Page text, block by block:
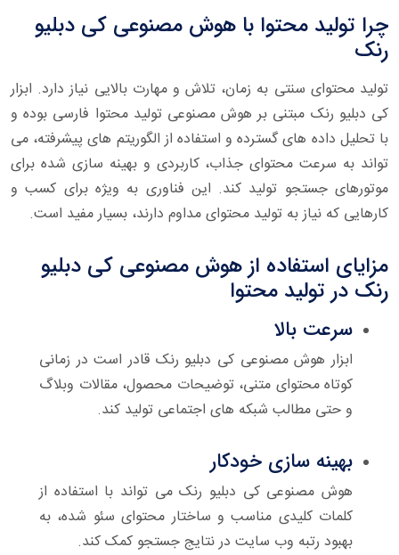
چرا تولید محتوا با هوش مصنوعی کی دبلیو
رنک
تولید محتوای سنتی به زمان، تلاش و مهارت بالایی نیاز دارد. ابزار
کی دبلیو رنک مبتنی بر هوش مصنوعی تولید محتوا فارسی بوده و
با تحلیل داده های گسترده و استفاده از الگوریتم های پیشرفته، می
تواند به سرعت محتوای جذاب، کاربردی و بهینه سازی شده برای
موتورهای جستجو تولید کند. این فناوری به ویژه برای کسب و
کارهایی که نیاز به تولید محتوای مداوم دارند، بسیار مفید است.
مزایای استفاده از هوش مصنوعی کی دبلیو
رنک در تولید محتوا
سرعت بالا
ابزار هوش مصنوعی کی دبلیو رنک قادر است در زمانی
کوتاه محتوای متنی، توضیحات محصول، مقالات وبلاگ
و حتی مطالب شبکه های اجتماعی تولید کند.
بهینه سازی خودکار
هوش مصنوعی کی دبلیو رنک می تواند با استفاده از
کلمات کلیدی مناسب و ساختار محتوای سئو شده، به
بهبود رتبه وب سایت در نتایج جستجو کمک کند.